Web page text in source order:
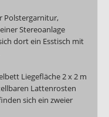
Polstergarnitur,
Stereoanlage
dort ein Esstisch mit
Liegefläche 2 x 2 m
Lattenrosten
sich ein zweier